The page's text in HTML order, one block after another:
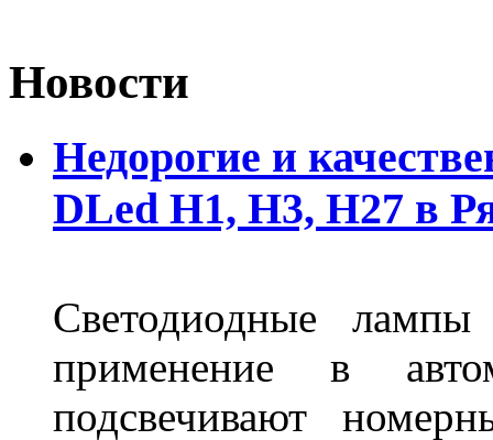
Новости
Недорогие и
DLed Н1, Н3, Н27 в
Светодиодные
применение в
подсвечивают